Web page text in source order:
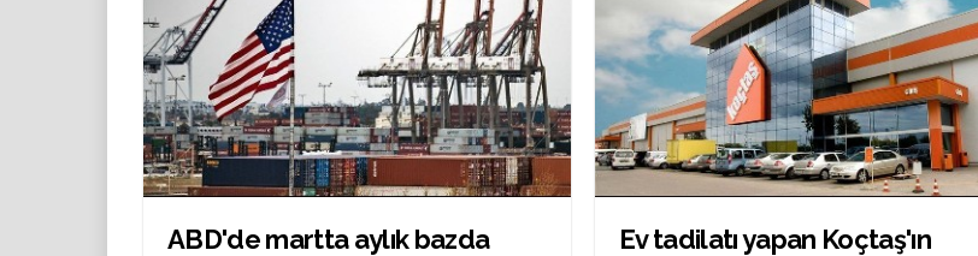
ABD'de martta aylık bazda
Ev tadilatı yapan Koçtaş'ın